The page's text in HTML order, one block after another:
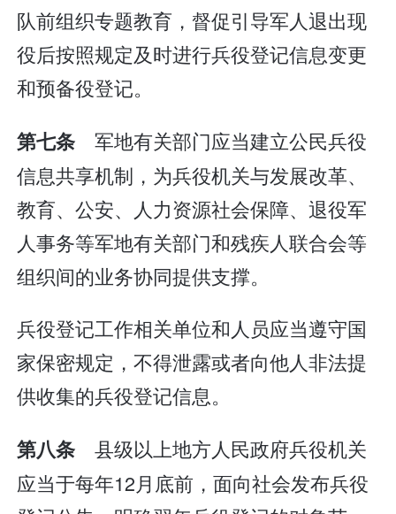
队前组织专题教育，督促引导军人退出现
役后按照规定及时进行兵役登记信息变更
和预备役登记。
第七条军地有关部门应当建立公民兵役
信息共享机制，为兵役机关与发展改革、
教育、公安、人力资源社会保障、退役军
人事务等军地有关部门和残疾人联合会等
组织间的业务协同提供支撑。
兵役登记工作相关单位和人员应当遵守国
家保密规定，不得泄露或者向他人非法提
供收集的兵役登记信息。
第八条县级以上地方人民政府兵役机关
应当于每年12月底前，面向社会发布兵役